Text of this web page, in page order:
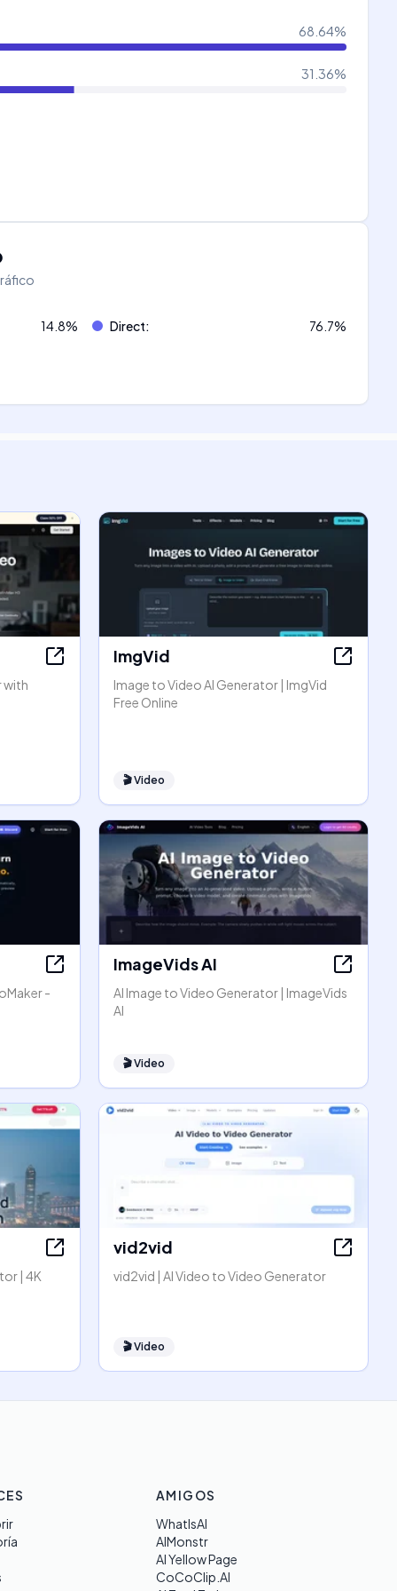
68.64%
31.36%
14.8% Direct: 76.7%
with
ImgVid
Image to Video AI Generator | ImgVid
Free Online
🎬Video
-
ImageVids AI
AI Image to Video Generator | ImageVids
AI
🎬Video
| 4K
vid2vid
vid2vid | AI Video to Video Generator
🎬Video
AMIGOS
WhatIsAI
AIMonstr
AI Yellow Page
CoCoClip.AI